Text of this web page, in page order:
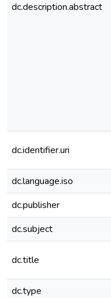
dc.description.abstract
dc.identifier.uri
dc.language.iso
dc.publisher
dc.subject
dc.title
dc.type